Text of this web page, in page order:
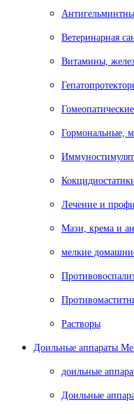
Ветеринарная
Витамины,
Гормональные,
Лечение и
Мази, крема и
мелкие
Растворы
Доильные аппараты
доильные
Доильные